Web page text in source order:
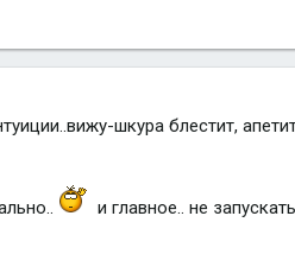
шкура блестит,
и главное.. не